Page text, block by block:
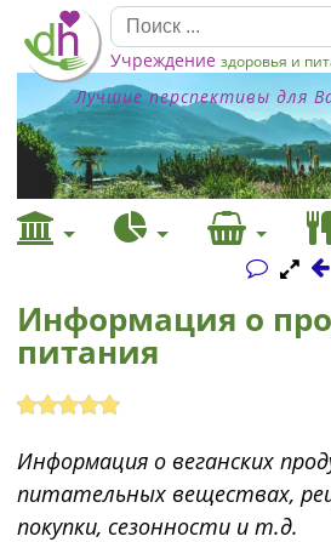
Учреждение здоровья и
Лучшие перспективы для
Информация о
питания
Информация о веганских
питательных веществах,
покупки, сезонности и т.д.